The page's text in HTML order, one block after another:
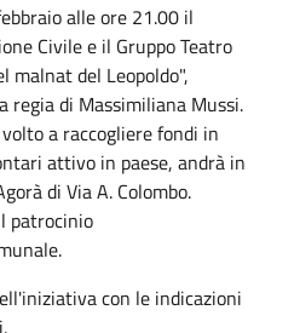
alle ore 21.00 il
Civile e il Gruppo Teatro
malnat del Leopoldo",
regia di Massimiliana Mussi.
a raccogliere fondi in
attivo in paese, andrà in
di Via A. Colombo.
patrocinio
con le indicazioni